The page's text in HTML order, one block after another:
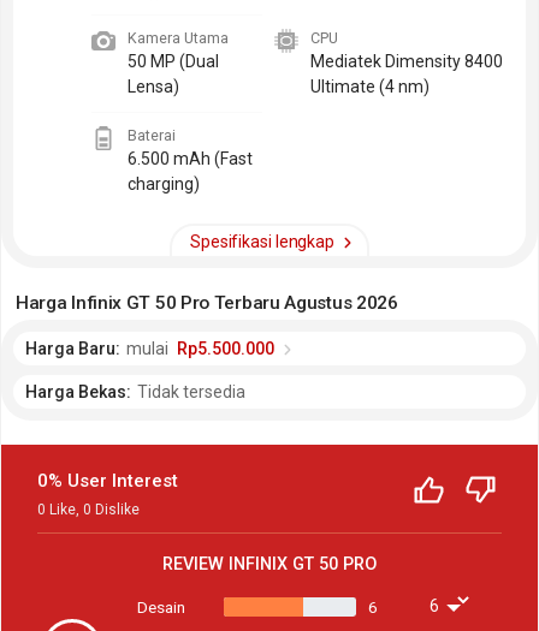
Kamera Utama
50 MP (Dual
Lensa)
CPU
Mediatek Dimensity 8400
Ultimate (4 nm)
Baterai
6.500 mAh (Fast
charging)
Spesifikasi lengkap
Harga Infinix GT 50 Pro Terbaru Agustus 2026
Harga Baru: mulai Rp5.500.000
Harga Bekas: Tidak tersedia
0% User Interest
0 Like 0 Dislike
REVIEW INFINIX GT 50 PRO
Desain
6